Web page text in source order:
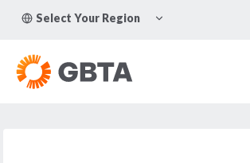
Select Your Region
CHILD